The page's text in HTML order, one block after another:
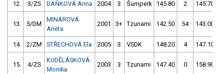
12. 3/ZS DAŇKOVÁ Anna 2004 3 Šumperk 145.80 2 145.70
13. 5/DM
MINÁROVÁ
Aneta
2001 3+ Tzunami 142.50 54 143.00
14. 2/ZM STŘECHOVÁ Ela 2005 3 VSDK 148.20 4 147.10
15. 4/ZS
KUDĚLÁSKOVÁ
Monika
2003 3 Tzunami 147.40 0 158.90